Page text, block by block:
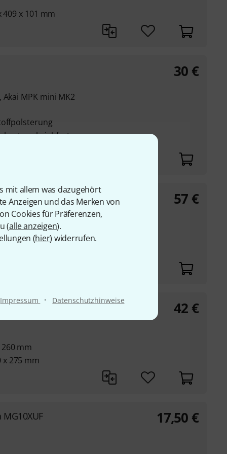
mit allem was dazugehört
Anzeigen und das Merken von
Cookies für Präferenzen,
(alle anzeigen).
(hier) widerrufen.
Impressum · Datenschutzhinweise
409 x 101 mm
MPK mini MK2
abriebfestes
30 €
MG12XU
mm
57 €
mm
x 275 mm
42 €
17,50 €